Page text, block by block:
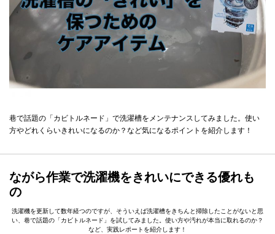
巷で話題の「カビトルネード」で洗濯槽をメンテナンスしてみました。使い
方やどれくらいきれいになるのか？など気になるポイントを紹介します！
ながら作業で洗濯機をきれいにできる優れも
の
洗濯機を更新して数年経つのですが、そういえば洗濯槽をきちんと掃除したことがないと思
い、巷で話題の「カビトルネード」を試してみました。使い方や汚れが本当に取れるのか？
など、実践レポートを紹介します！